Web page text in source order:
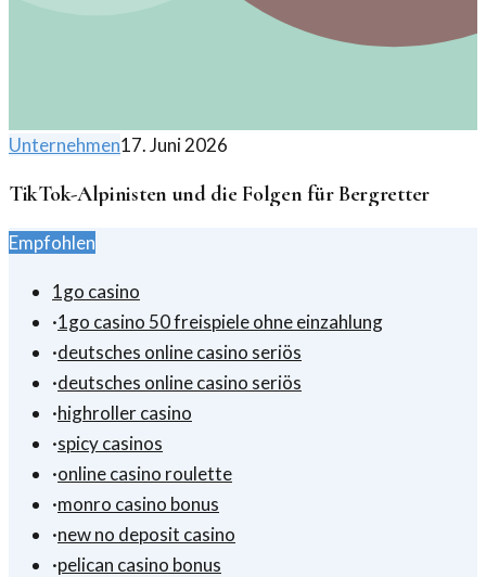
Unternehmen17. Juni 2026
TikTok-Alpinisten und die Folgen für Bergretter
Empfohlen
1go casino
·1go casino 50 freispiele ohne einzahlung
·deutsches online casino seriös
·deutsches online casino seriös
·highroller casino
·spicy casinos
·online casino roulette
·monro casino bonus
·new no deposit casino
·pelican casino bonus